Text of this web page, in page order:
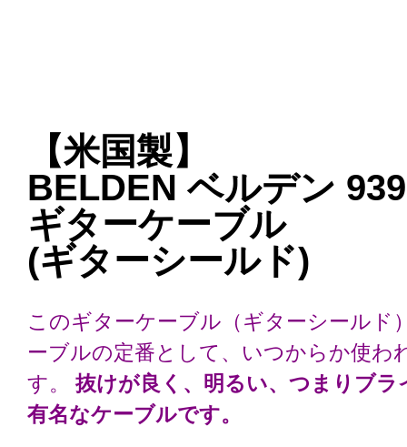
【米国製】
BELDEN ベルデン
ギターケーブル
(ギターシールド)
このギターケーブル（ギターシールド
ーブルの定番として、いつからか使わ
す。
抜けが良く、明るい、つまりブラ
有名なケーブルです。